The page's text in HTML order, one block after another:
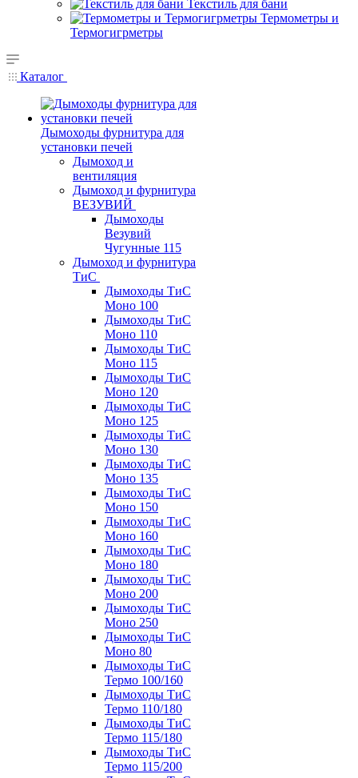
Текстиль для бани
Термометры и
Термогигрметры
Каталог
Дымоходы фурнитура для
установки печей
Дымоход и
вентиляция
Дымоход и фурнитура
ВЕЗУВИЙ
Дымоходы
Везувий
Чугунные 115
Дымоход и фурнитура
ТиС
Дымоходы ТиС
Моно 100
Дымоходы ТиС
Моно 110
Дымоходы ТиС
Моно 115
Дымоходы ТиС
Моно 120
Дымоходы ТиС
Моно 125
Дымоходы ТиС
Моно 130
Дымоходы ТиС
Моно 135
Дымоходы ТиС
Моно 150
Дымоходы ТиС
Моно 160
Дымоходы ТиС
Моно 180
Дымоходы ТиС
Моно 200
Дымоходы ТиС
Моно 250
Дымоходы ТиС
Моно 80
Дымоходы ТиС
Термо 100/160
Дымоходы ТиС
Термо 110/180
Дымоходы ТиС
Термо 115/180
Дымоходы ТиС
Термо 115/200